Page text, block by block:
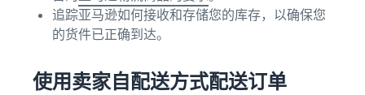
追踪亚马逊如何接收和存储您的库存，以确保您
的货件已正确到达。
使用卖家自配送方式配送订单